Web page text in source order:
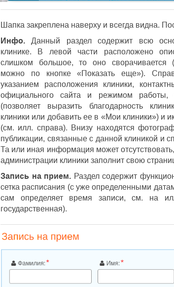
Шапка закреплена наверху и всегда видна.
Инфо. Данный раздел содержит всю
клинике. В левой части расположено
слишком большое, то оно сворачивается
можно по кнопке «Показать еще»).
указанием расположения клиники,
официального сайта и режимом работы,
(позволяет выразить благодарность
клиники или добавить ее в «Мои клиники») и
(см. илл. справа). Внизу находятся
публикации, связанные с данной клиникой и
Та или иная информация может отсутствовать,
администрации клиники заполнит свою
Запись на прием. Раздел содержит
сетка расписания (с уже определенными
сам определяет время записи, см. на
государственная).